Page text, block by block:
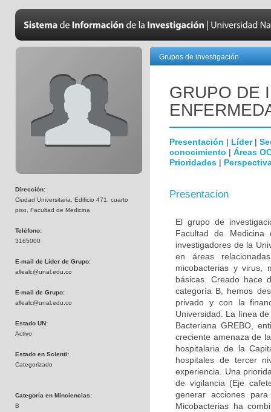
Dirección:
Ciudad Universitaria, Edificio 471, cuarto
piso, Facultad de Medicina
Teléfono:
3165000
E-mail de Líder de Grupo:
allealc@unal.edu.co
E-mail de Grupo:
allealc@unal.edu.co
Estado UN:
Activo
Estado en Scienti:
Categorizado
Categoría en Minciencias:
B
Grupos de investigación
GRUPO DE
Presentación | Líder|
conocimiento | Áreas
Prioridades |
Presentacion
El grupo de
Facultad de
investigadores de la
en áreas
micobacterias y virus,
básicas. Creado hace
categoría B, hemos
privado y con la
Universidad. La línea
Bacteriana GREBO,
creciente amenaza de
hospitalaria de la
hospitales de tercer
experiencia. Una
de vigilancia (Eje
generar acciones
Micobacterias ha